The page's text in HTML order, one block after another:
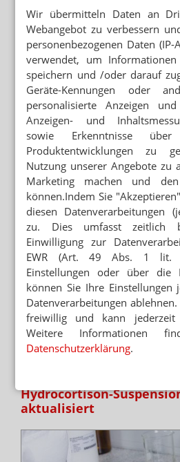
Wir übermitteln Daten an
Webangebot zu verbessern
personenbezogenen Daten (IP-
verwendet, um
speichern und /oder darauf
Geräte-Kennungen oder
personalisierte Anzeigen
Anzeigen- und
sowie Erkenntnisse
Produktentwicklungen zu
Nutzung unserer Angebote zu
Marketing machen und
können.Indem Sie
diesen Datenverarbeitungen
zu. Dies umfasst zeitlich
Einwilligung zur
EWR (Art. 49 Abs. 1 lit.
Einstellungen oder über die
können Sie Ihre Einstellungen
Datenverarbeitungen
freiwillig und kann jederzeit
Weitere Informationen
Datenschutzerklärung.
Zeit, um über... Mehr »
REZEPTUR-HERSTELLUNG
Melatonin-Suspension:
verhindert Pulvernester
Wird in der Apotheke eine
hergestellt, kann nach NRF-
werden. Um Pulveragglomerate
mehreren... Mehr»
Hydrocortison-
aktualisiert